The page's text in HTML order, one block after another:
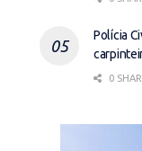
Polícia
0